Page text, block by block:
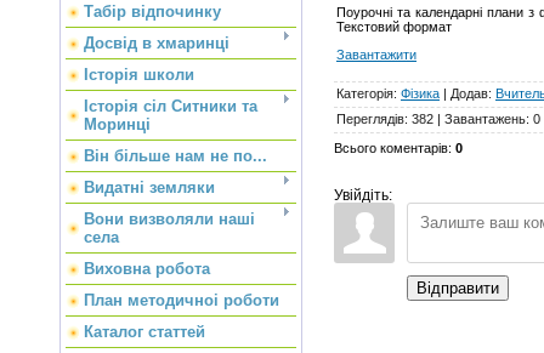
Табір відпочинку
Досвід в хмаринці
Історія школи
Історія сіл Ситники та
Моринці
Він більше нам не по...
Видатні земляки
Вони визволяли наші
села
Виховна робота
План методичноі роботи
Каталог статтей
Поурочні та календарні плани
Текстовий формат
Завантажити
Категорія: Фізика | Додав:
Переглядів: 382 | Завантажень: 0
Всього коментарів: 0
Увійдіть:
Відправити